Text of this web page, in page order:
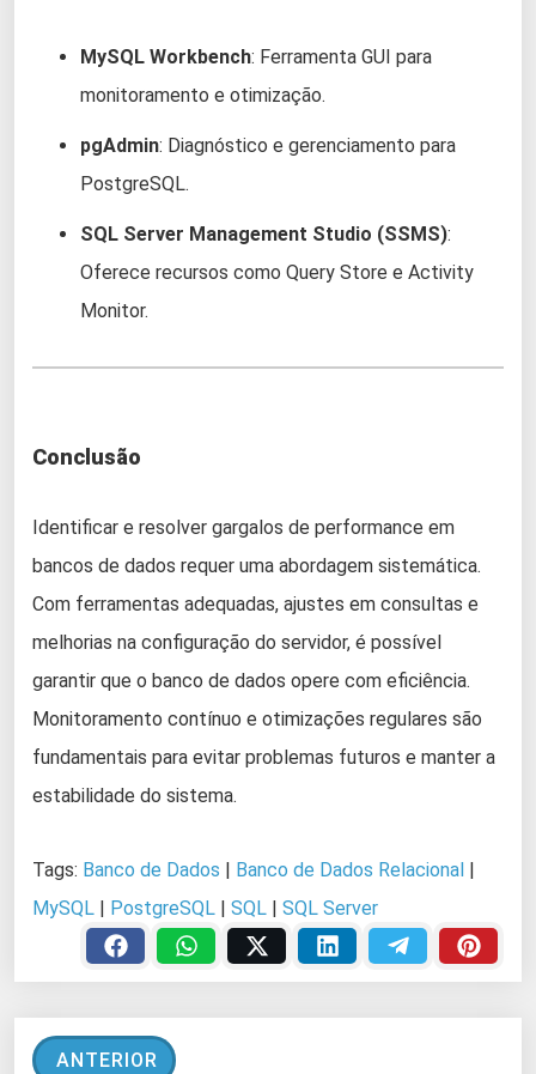
MySQL Workbench: Ferramenta GUI para
monitoramento e otimização.
pgAdmin: Diagnóstico e gerenciamento para
PostgreSQL.
SQL Server Management Studio (SSMS):
Oferece recursos como Query Store e Activity
Monitor.
Conclusão
Identificar e resolver gargalos de performance em
bancos de dados requer uma abordagem sistemática.
Com ferramentas adequadas, ajustes em consultas e
melhorias na configuração do servidor, é possível
garantir que o banco de dados opere com eficiência.
Monitoramento contínuo e otimizações regulares são
fundamentais para evitar problemas futuros e manter a
estabilidade do sistema.
Tags: Banco de Dados | Banco de Dados Relacional |
MySQL | PostgreSQL | SQL | SQL Server
ANTERIOR